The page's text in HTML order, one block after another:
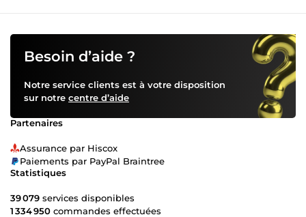
documents 10€ Tester un site web + avis 10€
Besoin d’aide ?
Notre service clients est à votre disposition
sur notre centre d’aide
Partenaires
Assurance par Hiscox
Paiements par PayPal Braintree
Statistiques
39 079 services disponibles
1 334 950 commandes effectuées